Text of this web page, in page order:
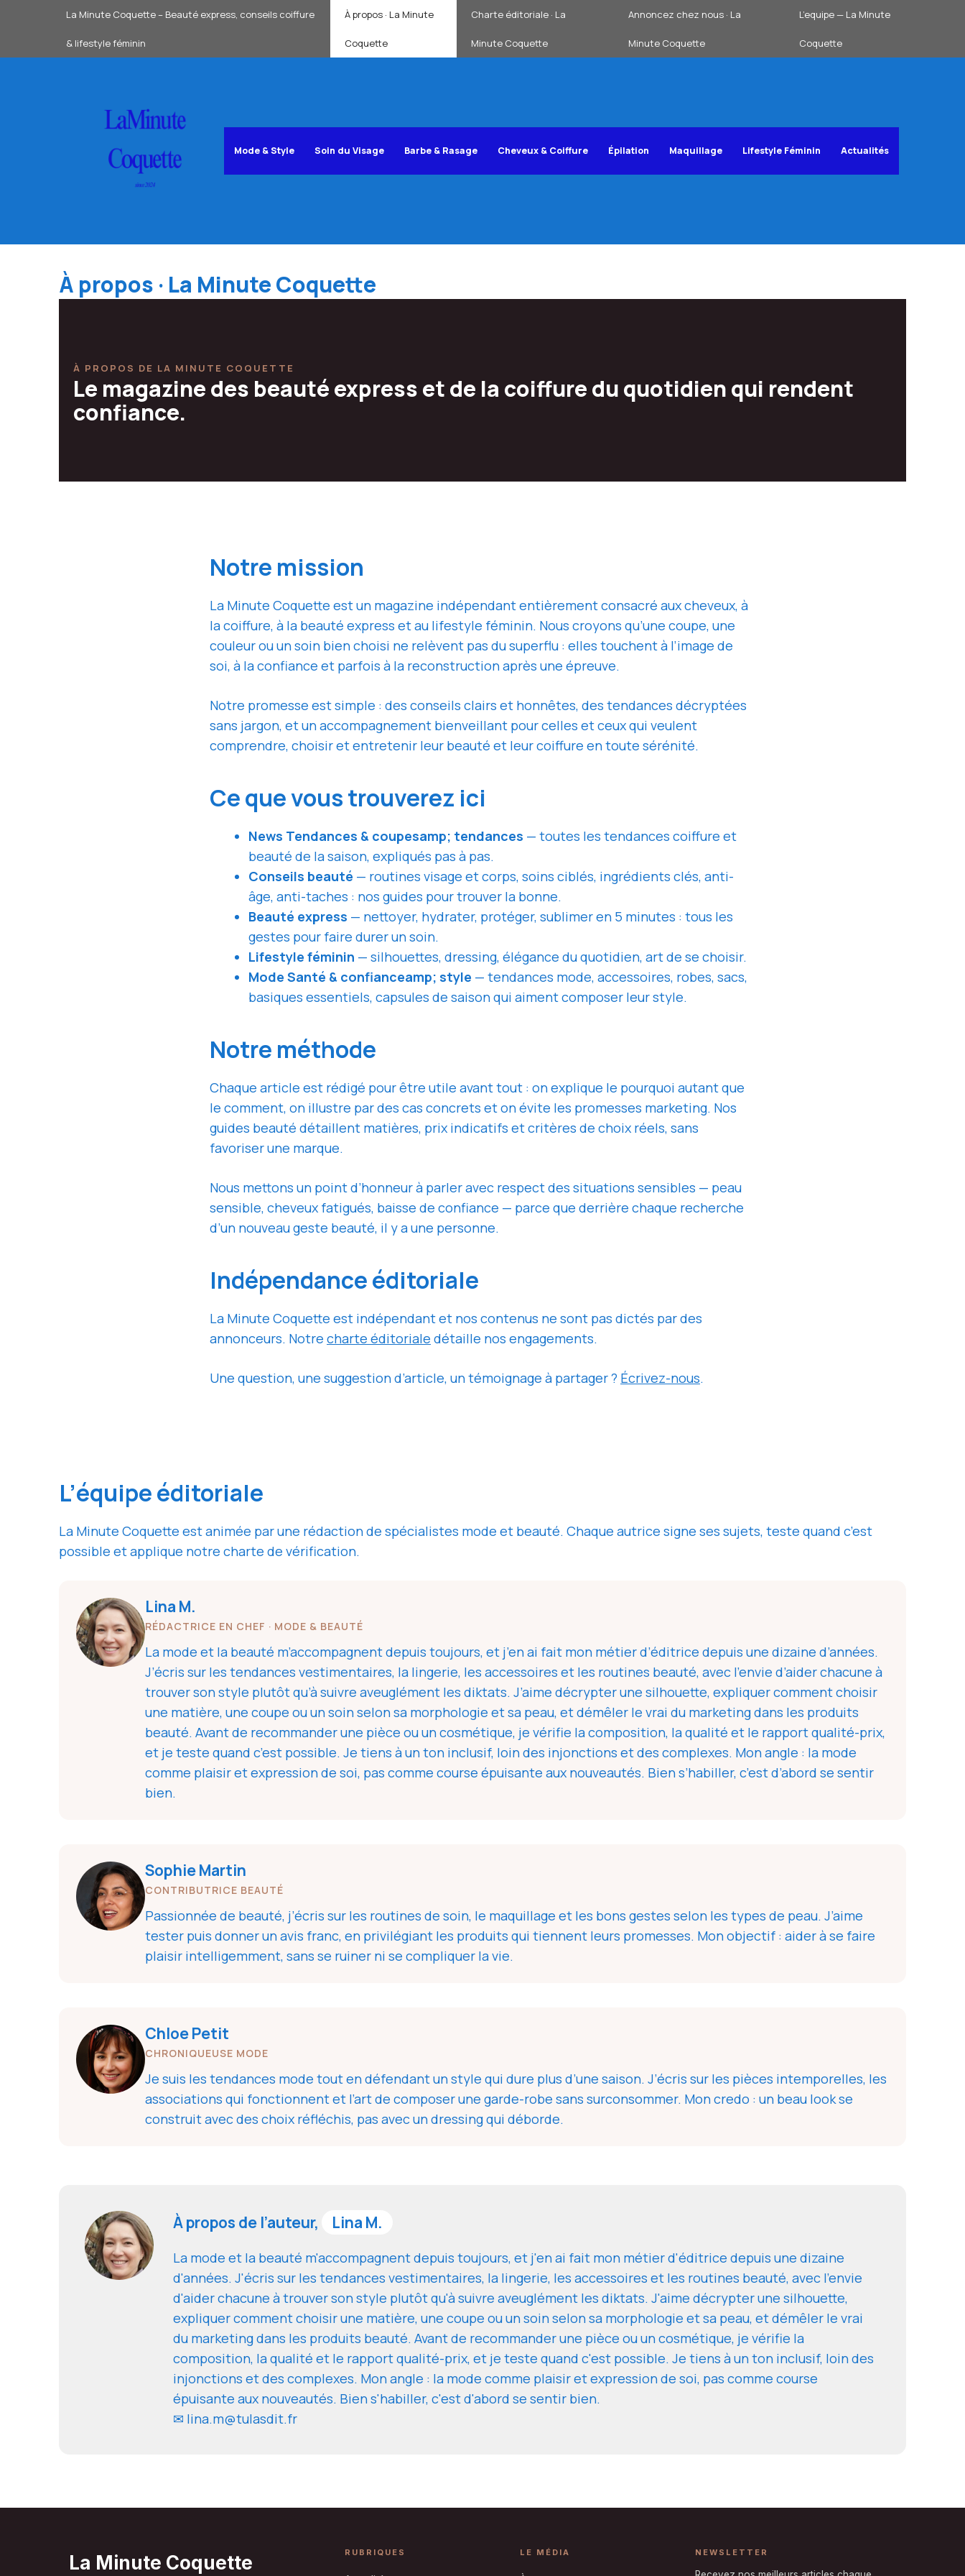
La Minute Coquette – Beauté express, conseils coiffure
& lifestyle féminin
À propos · La Minute
Coquette
Charte éditoriale · La
Minute Coquette
Annoncez chez nous · La
Minute Coquette
L’equipe — La Minute
Coquette
Mode & Style Soin du Visage Barbe & Rasage Cheveux & Coiffure Épilation Maquillage Lifestyle Féminin Actualités
À propos · La Minute Coquette
À PROPOS DE LA MINUTE COQUETTE
Le magazine des beauté express et de la coiffure du quotidien qui rendent
confiance.
Notre mission
La Minute Coquette est un magazine indépendant entièrement consacré aux cheveux, à
la coiffure, à la beauté express et au lifestyle féminin. Nous croyons qu’une coupe, une
couleur ou un soin bien choisi ne relèvent pas du superflu : elles touchent à l’image de
soi, à la confiance et parfois à la reconstruction après une épreuve.
Notre promesse est simple : des conseils clairs et honnêtes, des tendances décryptées
sans jargon, et un accompagnement bienveillant pour celles et ceux qui veulent
comprendre, choisir et entretenir leur beauté et leur coiffure en toute sérénité.
Ce que vous trouverez ici
News Tendances & coupesamp; tendances — toutes les tendances coiffure et
beauté de la saison, expliqués pas à pas.
Conseils beauté — routines visage et corps, soins ciblés, ingrédients clés, anti-
âge, anti-taches : nos guides pour trouver la bonne.
Beauté express — nettoyer, hydrater, protéger, sublimer en 5 minutes : tous les
gestes pour faire durer un soin.
Lifestyle féminin — silhouettes, dressing, élégance du quotidien, art de se choisir.
Mode Santé & confianceamp; style — tendances mode, accessoires, robes, sacs,
basiques essentiels, capsules de saison qui aiment composer leur style.
Notre méthode
Chaque article est rédigé pour être utile avant tout : on explique le pourquoi autant que
le comment, on illustre par des cas concrets et on évite les promesses marketing. Nos
guides beauté détaillent matières, prix indicatifs et critères de choix réels, sans
favoriser une marque.
Nous mettons un point d’honneur à parler avec respect des situations sensibles — peau
sensible, cheveux fatigués, baisse de confiance — parce que derrière chaque recherche
d’un nouveau geste beauté, il y a une personne.
Indépendance éditoriale
La Minute Coquette est indépendant et nos contenus ne sont pas dictés par des
annonceurs. Notre charte éditoriale détaille nos engagements.
Une question, une suggestion d’article, un témoignage à partager ? Écrivez-nous.
L’équipe éditoriale
La Minute Coquette est animée par une rédaction de spécialistes mode et beauté. Chaque autrice signe ses sujets, teste quand c’est
possible et applique notre charte de vérification.
Lina M.
RÉDACTRICE EN CHEF · MODE & BEAUTÉ
La mode et la beauté m’accompagnent depuis toujours, et j’en ai fait mon métier d’éditrice depuis une dizaine d’années.
J’écris sur les tendances vestimentaires, la lingerie, les accessoires et les routines beauté, avec l’envie d’aider chacune à
trouver son style plutôt qu’à suivre aveuglément les diktats. J’aime décrypter une silhouette, expliquer comment choisir
une matière, une coupe ou un soin selon sa morphologie et sa peau, et démêler le vrai du marketing dans les produits
beauté. Avant de recommander une pièce ou un cosmétique, je vérifie la composition, la qualité et le rapport qualité-prix,
et je teste quand c’est possible. Je tiens à un ton inclusif, loin des injonctions et des complexes. Mon angle : la mode
comme plaisir et expression de soi, pas comme course épuisante aux nouveautés. Bien s’habiller, c’est d’abord se sentir
bien.
Sophie Martin
CONTRIBUTRICE BEAUTÉ
Passionnée de beauté, j’écris sur les routines de soin, le maquillage et les bons gestes selon les types de peau. J’aime
tester puis donner un avis franc, en privilégiant les produits qui tiennent leurs promesses. Mon objectif : aider à se faire
plaisir intelligemment, sans se ruiner ni se compliquer la vie.
Chloe Petit
CHRONIQUEUSE MODE
Je suis les tendances mode tout en défendant un style qui dure plus d’une saison. J’écris sur les pièces intemporelles, les
associations qui fonctionnent et l’art de composer une garde-robe sans surconsommer. Mon credo : un beau look se
construit avec des choix réfléchis, pas avec un dressing qui déborde.
À propos de l’auteur, Lina M.
La mode et la beauté m'accompagnent depuis toujours, et j'en ai fait mon métier d'éditrice depuis une dizaine
d'années. J'écris sur les tendances vestimentaires, la lingerie, les accessoires et les routines beauté, avec l'envie
d'aider chacune à trouver son style plutôt qu'à suivre aveuglément les diktats. J'aime décrypter une silhouette,
expliquer comment choisir une matière, une coupe ou un soin selon sa morphologie et sa peau, et démêler le vrai
du marketing dans les produits beauté. Avant de recommander une pièce ou un cosmétique, je vérifie la
composition, la qualité et le rapport qualité-prix, et je teste quand c'est possible. Je tiens à un ton inclusif, loin des
injonctions et des complexes. Mon angle : la mode comme plaisir et expression de soi, pas comme course
épuisante aux nouveautés. Bien s'habiller, c'est d'abord se sentir bien.
✉ lina.m@tulasdit.fr
La Minute Coquette RUBRIQUES LE MÉDIA NEWSLETTER